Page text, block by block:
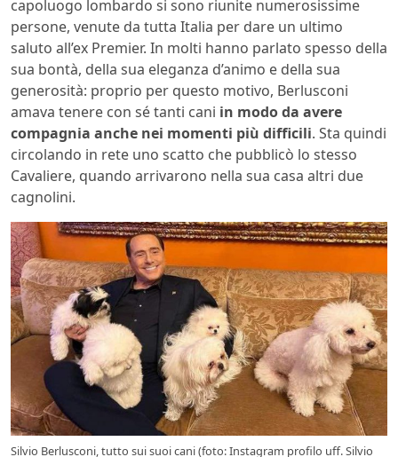
capoluogo lombardo si sono riunite numerosissime
persone, venute da tutta Italia per dare un ultimo
saluto all’ex Premier. In molti hanno parlato spesso della
sua bontà, della sua eleganza d’animo e della sua
generosità: proprio per questo motivo, Berlusconi
amava tenere con sé tanti cani in modo da avere
compagnia anche nei momenti più difficili. Sta quindi
circolando in rete uno scatto che pubblicò lo stesso
Cavaliere, quando arrivarono nella sua casa altri due
cagnolini.
Silvio Berlusconi, tutto sui suoi cani (foto: Instagram profilo uff. Silvio